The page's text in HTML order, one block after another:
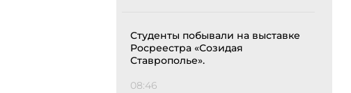
Студенты побывали на выставке
Росреестра «Созидая
Ставрополье».
08:46